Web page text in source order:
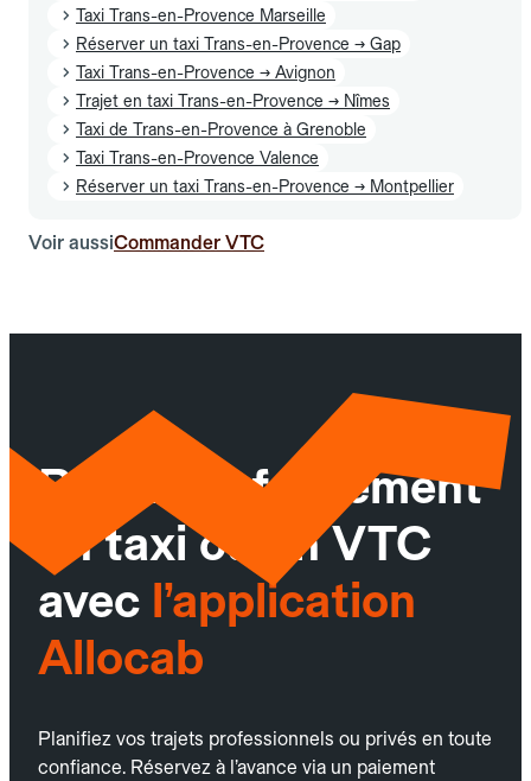
Taxi Trans-en-Provence Marseille
Réserver un taxi Trans-en-Provence → Gap
Taxi Trans-en-Provence → Avignon
Trajet en taxi Trans-en-Provence → Nîmes
Taxi de Trans-en-Provence à Grenoble
Taxi Trans-en-Provence Valence
Réserver un taxi Trans-en-Provence → Montpellier
Voir aussiCommander VTC
Réservez facilement
un taxi ou un VTC
avec l’application
Allocab
Planifiez vos trajets professionnels ou privés en toute
confiance. Réservez à l’avance via un paiement